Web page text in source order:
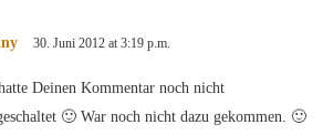
30. Juni 2012 at 3:19 p.m.
Deinen Kommentar noch nicht
🙂 War noch nicht dazu gekommen. 🙂